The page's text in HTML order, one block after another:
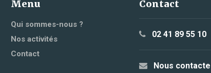
Menu
Qui sommes-nous ?
Nos activités
Contact
Contact
02 41 89 55 10
Nous